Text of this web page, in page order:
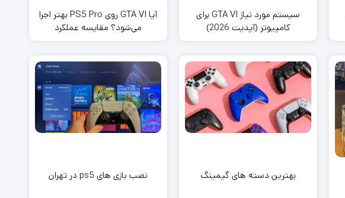
سیستم مورد نیاز GTA VI برای
کامپیوتر (آپدیت 2026)
آیا GTA VI روی PS5 Pro بهتر اجرا
می‌شود؟ مقایسه عملکرد
بهترین دسته های گیمینگ نصب بازی های ps5 در تهران